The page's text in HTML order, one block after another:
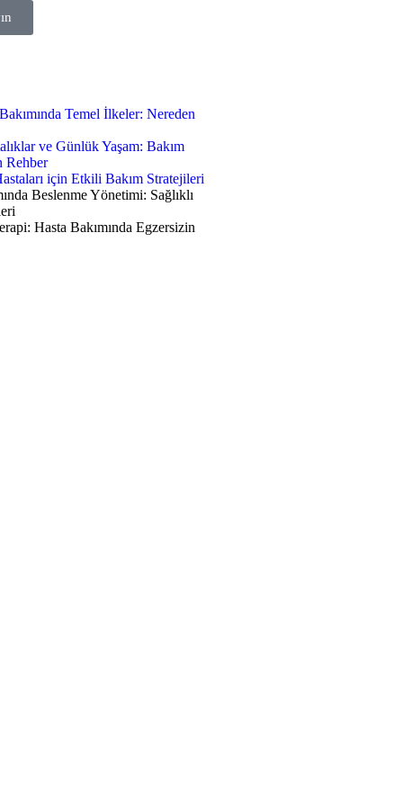
Temel İlkeler: Nereden
ve Günlük Yaşam: Bakım
Rehber
için Etkili Bakım Stratejileri
Beslenme Yönetimi: Sağlıklı
Hasta Bakımında Egzersizin